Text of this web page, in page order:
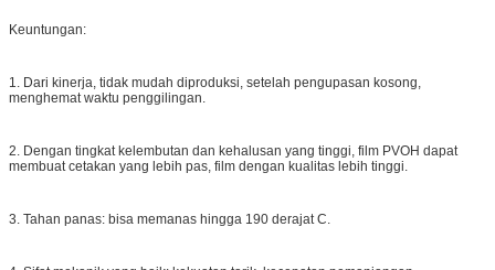
Keuntungan:
1. Dari kinerja, tidak mudah diproduksi, setelah pengupasan kosong,
menghemat waktu penggilingan.
2. Dengan tingkat kelembutan dan kehalusan yang tinggi, film PVOH dapat
membuat cetakan yang lebih pas, film dengan kualitas lebih tinggi.
3. Tahan panas: bisa memanas hingga 190 derajat C.